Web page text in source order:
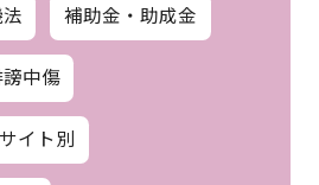
補助金・助成金
中傷
イト別